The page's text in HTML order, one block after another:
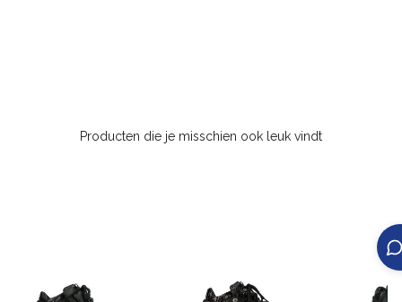
Producten die je misschien ook leuk vindt